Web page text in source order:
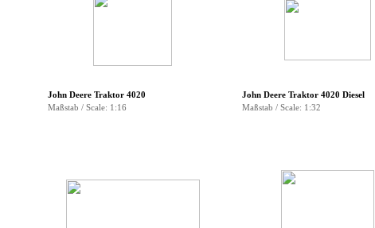
John Deere Traktor 4020
Maßstab / Scale: 1:16
John Deere Traktor 4020 Diesel
Maßstab / Scale: 1:32